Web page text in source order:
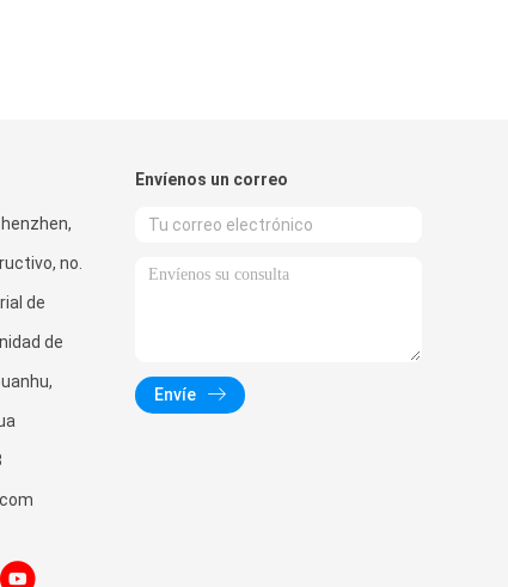
no.
de
de
Envíenos un correo
Envíe